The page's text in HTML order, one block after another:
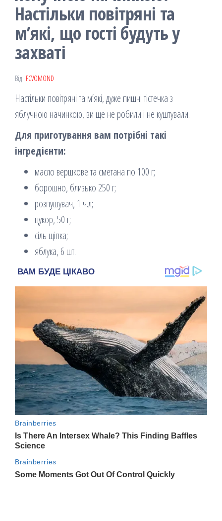
Настільки повітряні та
м’які, що гості будуть у
захваті
Від FCVOMOND
Настільки повітряні та м’які, дуже пишні тістечка з
яблучною начинкою, ви ще не робили і не куштували.
Для приготування вам потрібні такі
інгредієнти:
масло вершкове та сметана по 100 г;
борошно, близько 250 г;
розпушувач, 1 ч.л;
цукор, 50 г;
сіль щіпка;
яблука, 6 шт.